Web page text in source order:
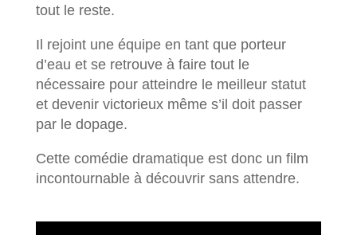
tout le reste.
Il rejoint une équipe en tant que porteur
d’eau et se retrouve à faire tout le
nécessaire pour atteindre le meilleur statut
et devenir victorieux même s’il doit passer
par le dopage.
Cette comédie dramatique est donc un film
incontournable à découvrir sans attendre.